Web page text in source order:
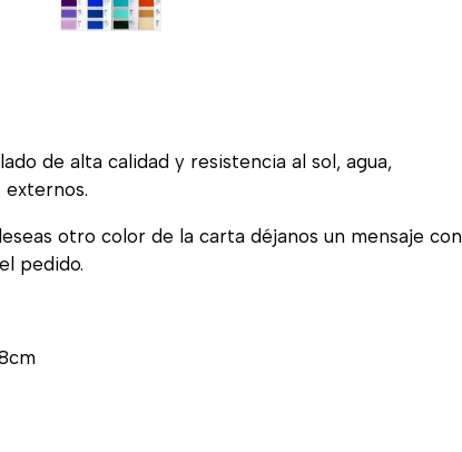
de alta calidad y resistencia al sol, agua,
externos.
otro color de la carta déjanos un mensaje con
pedido.